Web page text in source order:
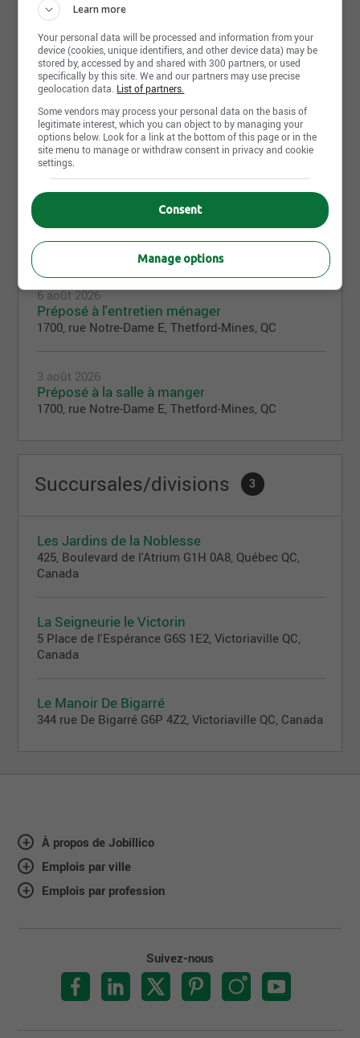
Préposé(e) aux résidents
Le Manoir Frontenac
Thetford-Mines, QC
Partager cette page
Offres d'emploi 2
6 août 2026
Préposé à l'entretien ménager
1700, rue Notre-Dame E, Thetford-Mines, QC
3 août 2026
Préposé à la salle à manger
1700, rue Notre-Dame E, Thetford-Mines, QC
Succursales/divisions 3
Les Jardins de la Noblesse
425, Boulevard de l'Atrium G1H 0A8, Québec QC,
Canada
La Seigneurie le Victorin
5 Place de l'Espérance G6S 1E2, Victoriaville QC,
Canada
Le Manoir De Bigarré
344 rue De Bigarré G6P 4Z2, Victoriaville QC, Canada
À propos de Jobillico
Emplois par ville
Emplois par profession
Suivez-nous
Learn more
Your personal data will be processed and information from your
device (cookies, unique identifiers, and other device data) may be
stored by, accessed by and shared with 300 partners, or used
specifically by this site. We and our partners may use precise
geolocation data. List of partners.
Some vendors may process your personal data on the basis of
legitimate interest, which you can object to by managing your
options below. Look for a link at the bottom of this page or in the
site menu to manage or withdraw consent in privacy and cookie
settings.
Consent
Manage options